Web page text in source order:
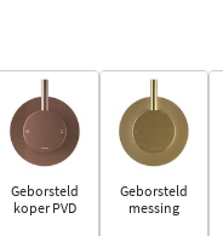
Geborsteld
koper PVD
Geborsteld
messing